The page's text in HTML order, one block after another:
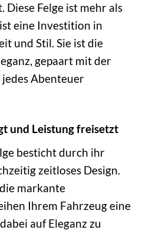
Felge ist mehr als
eine Investition in
und Stil. Sie ist die
gepaart mit der
Abenteuer
und Leistung freisetzt
besticht durch ihr
zeitloses Design.
markante
Ihrem Fahrzeug eine
auf Eleganz zu